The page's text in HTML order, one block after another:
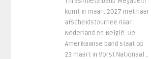
komt in maart 2027 met haar
afscheidstournee naar
Nederland en België. De
Amerikaanse band staat op
23 maart in Vorst Nationaal ..